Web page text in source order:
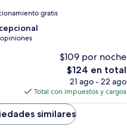
gratis
$109 por noche
El
precio
actual
es
de
$124
$124 en total
21 ago - 22 ago
Total con impuestos y cargos
similares